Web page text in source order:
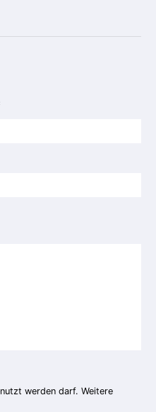
werden darf. Weitere